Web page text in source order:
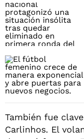
También fue
Carlinhos. El